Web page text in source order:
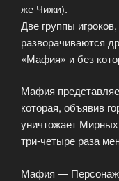
же Чижи).
Две группы
разворачиваются
«Мафия» и без
Мафия
которая, объявив
уничтожает
три-четыре раза
Мафия —